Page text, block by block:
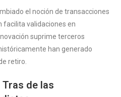
el noción de transacciones
facilita validaciones en
suprime terceros
han generado
retiro.
de las